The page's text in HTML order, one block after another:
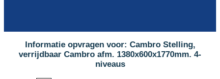
Informatie opvragen voor: Cambro Stelling,
verrijdbaar Cambro afm. 1380x600x1770mm. 4-
niveaus